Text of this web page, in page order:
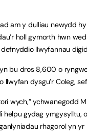
am y dulliau newydd
holl gymorth hwn
llwyfannau
bu dros 8,600 o
llwyfan dysgu’r Coleg,
wych,” ychwanegodd
helpu gydag ymgysylltu,
rhagorol yn yr